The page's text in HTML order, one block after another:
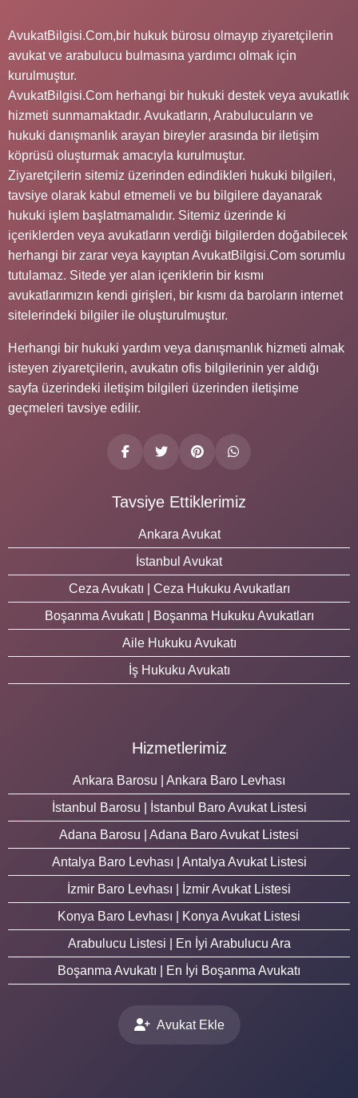
AvukatBilgisi.Com,bir hukuk bürosu olmayıp ziyaretçilerin
avukat ve arabulucu bulmasına yardımcı olmak için
kurulmuştur.
AvukatBilgisi.Com herhangi bir hukuki destek veya avukatlık
hizmeti sunmamaktadır. Avukatların, Arabulucuların ve
hukuki danışmanlık arayan bireyler arasında bir iletişim
köprüsü oluşturmak amacıyla kurulmuştur.
Ziyaretçilerin sitemiz üzerinden edindikleri hukuki bilgileri,
tavsiye olarak kabul etmemeli ve bu bilgilere dayanarak
hukuki işlem başlatmamalıdır. Sitemiz üzerinde ki
içeriklerden veya avukatların verdiği bilgilerden doğabilecek
herhangi bir zarar veya kayıptan AvukatBilgisi.Com sorumlu
tutulamaz. Sitede yer alan içeriklerin bir kısmı
avukatlarımızın kendi girişleri, bir kısmı da baroların internet
sitelerindeki bilgiler ile oluşturulmuştur.
Herhangi bir hukuki yardım veya danışmanlık hizmeti almak
isteyen ziyaretçilerin, avukatın ofis bilgilerinin yer aldığı
sayfa üzerindeki iletişim bilgileri üzerinden iletişime
geçmeleri tavsiye edilir.
Tavsiye Ettiklerimiz
Ankara Avukat
İstanbul Avukat
Ceza Avukatı | Ceza Hukuku Avukatları
Boşanma Avukatı | Boşanma Hukuku Avukatları
Aile Hukuku Avukatı
İş Hukuku Avukatı
Hizmetlerimiz
Ankara Barosu | Ankara Baro Levhası
İstanbul Barosu | İstanbul Baro Avukat Listesi
Adana Barosu | Adana Baro Avukat Listesi
Antalya Baro Levhası | Antalya Avukat Listesi
İzmir Baro Levhası | İzmir Avukat Listesi
Konya Baro Levhası | Konya Avukat Listesi
Arabulucu Listesi | En İyi Arabulucu Ara
Boşanma Avukatı | En İyi Boşanma Avukatı
Avukat Ekle